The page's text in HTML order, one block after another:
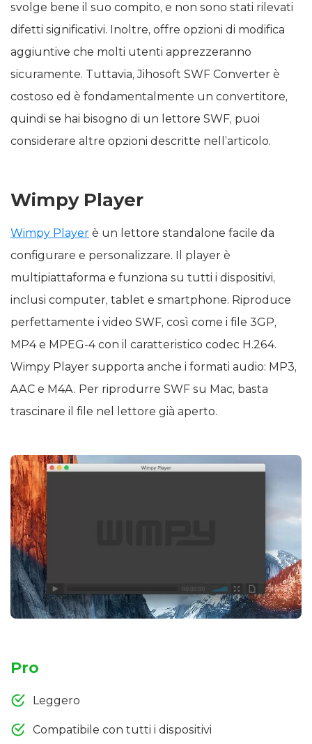
svolge bene il suo compito, e non sono stati rilevati
difetti significativi. Inoltre, offre opzioni di modifica
aggiuntive che molti utenti apprezzeranno
sicuramente. Tuttavia, Jihosoft SWF Converter è
costoso ed è fondamentalmente un convertitore,
quindi se hai bisogno di un lettore SWF, puoi
considerare altre opzioni descritte nell’articolo.
Wimpy Player
Wimpy Player è un lettore standalone facile da
configurare e personalizzare. Il player è
multipiattaforma e funziona su tutti i dispositivi,
inclusi computer, tablet e smartphone. Riproduce
perfettamente i video SWF, così come i file 3GP,
MP4 e MPEG-4 con il caratteristico codec H.264.
Wimpy Player supporta anche i formati audio: MP3,
AAC e M4A. Per riprodurre SWF su Mac, basta
trascinare il file nel lettore già aperto.
Pro
Leggero
Compatibile con tutti i dispositivi